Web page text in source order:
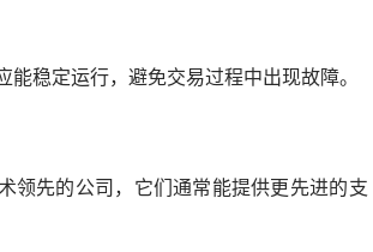
能稳定运行，避免交易过程中出现故障。
领先的公司，它们通常能提供更先进的支